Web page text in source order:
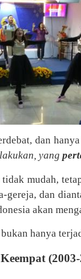
dan
yang
mudah,
gereja, dan
akan
hanya